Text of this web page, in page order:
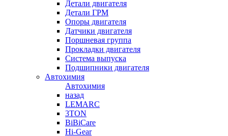
Детали двигателя
Детали ГРМ
Опоры двигателя
Датчики двигателя
Поршневая группа
Прокладки двигателя
Система выпуска
Подшипники двигателя
Автохимия
Автохимия
назад
LEMARC
3TON
BiBiCare
Hi-Gear